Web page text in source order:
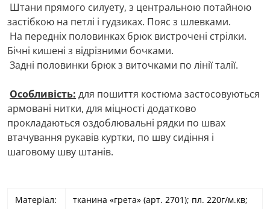
Штани прямого силуету, з центральною потайною
застібкою на петлі і гудзиках. Пояс з шлевками.
На передніх половинках брюк вистрочені стрілки.
Бічні кишені з відрізними бочками.
Задні половинки брюк з виточками по лінії талії.
Особливість: для пошиття костюма застосовуються
армовані нитки, для міцності додатково
прокладаються оздоблювальні рядки по швах
втачування рукавів куртки, по шву сидіння і
шаговому шву штанів.
Матеріал:
тканина «грета» (арт. 2701); пл. 220г/м.кв;